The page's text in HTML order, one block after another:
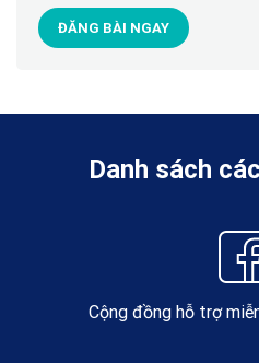
ĐĂNG BÀI NGAY
Danh sách
Cộng đồng hỗ trợ